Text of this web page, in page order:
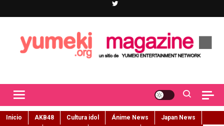
Inicio AKB48 Cultura idol Ánime News
Japan News